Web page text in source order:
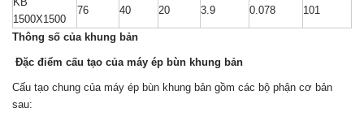
1500X1500
76 40 20 3.9 0.078 101
Thông số của khung bản
Đặc điểm cấu tạo của máy ép bùn khung bản
Cấu tạo chung của máy ép bùn khung bản gồm các bộ phận cơ bản
sau: